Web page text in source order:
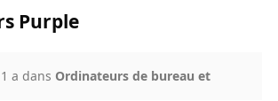
Purple
a dans Ordinateurs de bureau et